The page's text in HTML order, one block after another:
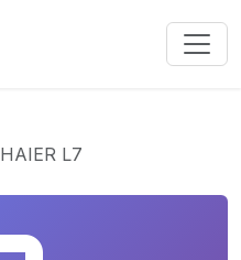
HAIER L7